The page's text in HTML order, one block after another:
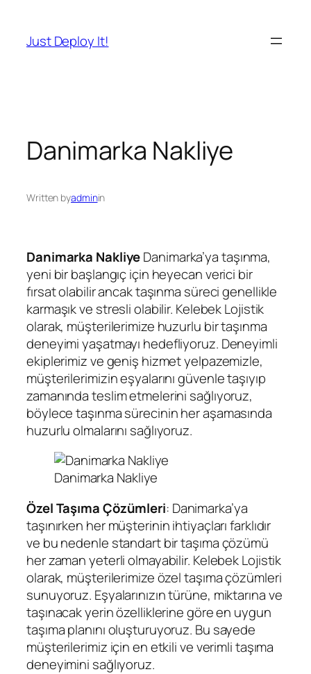
Just Deploy It!
Danimarka Nakliye
Written byadminin
Danimarka NakliyeDanimarka’ya taşınma,
yeni bir başlangıç için heyecan verici bir
fırsat olabilir ancak taşınma süreci genellikle
karmaşık ve stresli olabilir. Kelebek Lojistik
olarak, müşterilerimize huzurlu bir taşınma
deneyimi yaşatmayı hedefliyoruz. Deneyimli
ekiplerimiz ve geniş hizmet yelpazemizle,
müşterilerimizin eşyalarını güvenle taşıyıp
zamanında teslim etmelerini sağlıyoruz,
böylece taşınma sürecinin her aşamasında
huzurlu olmalarını sağlıyoruz.
Danimarka Nakliye
Özel Taşıma Çözümleri: Danimarka’ya
taşınırken her müşterinin ihtiyaçları farklıdır
ve bu nedenle standart bir taşıma çözümü
her zaman yeterli olmayabilir. Kelebek Lojistik
olarak, müşterilerimize özel taşıma çözümleri
sunuyoruz. Eşyalarınızın türüne, miktarına ve
taşınacak yerin özelliklerine göre en uygun
taşıma planını oluşturuyoruz. Bu sayede
müşterilerimiz için en etkili ve verimli taşıma
deneyimini sağlıyoruz.